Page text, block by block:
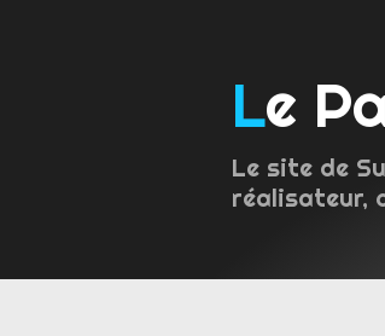
Le
Le site de
réalisateur,